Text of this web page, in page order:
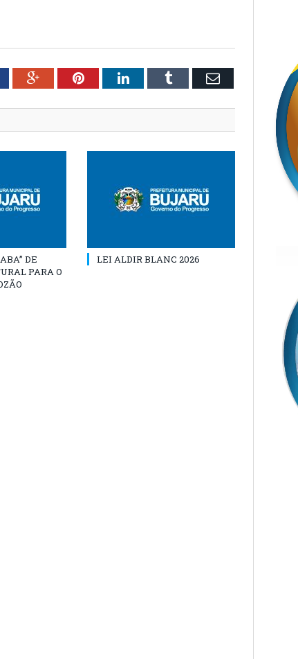
Google+PinterestLinkedInTumblr Email
DE
PARA O
LEI ALDIR BLANC 2026